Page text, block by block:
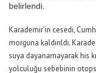
belirlendi.
Karademir’in cesedi,
morguna kaldırıldı.
suya dayanamayarak his
yolculuğu sebebinin